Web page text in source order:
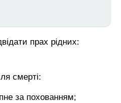
прах рідних:
смерті:
за похованням;